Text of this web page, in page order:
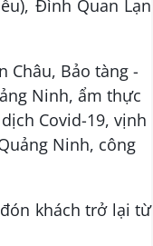
Đình Quan Lạn
khách trở lại từ